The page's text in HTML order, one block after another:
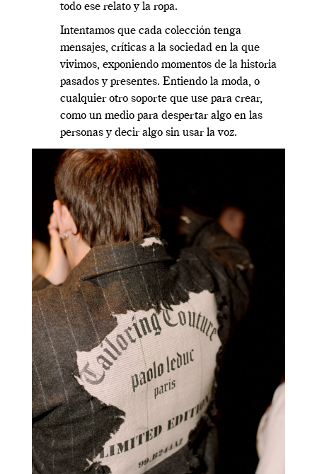
todo ese relato y la ropa.
Intentamos que cada colección tenga
mensajes, críticas a la sociedad en la que
vivimos, exponiendo momentos de la historia
pasados y presentes. Entiendo la moda, o
cualquier otro soporte que use para crear,
como un medio para despertar algo en las
personas y decir algo sin usar la voz.